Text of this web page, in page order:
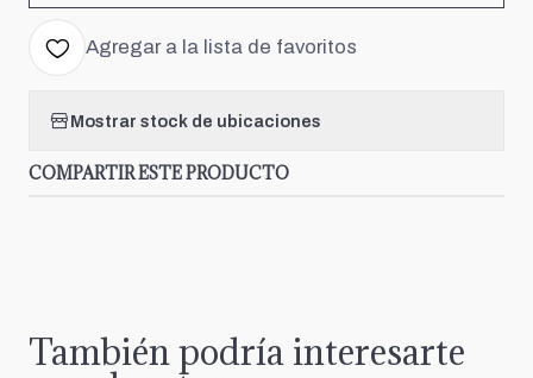
Agregar a la lista de favoritos
Mostrar stock de ubicaciones
COMPARTIR ESTE PRODUCTO
También podría interesarte